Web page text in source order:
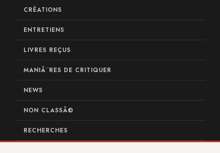
CRÉATIONS
ENTRETIENS
LIVRES REÇUS
MANIÃ¨RES DE CRITIQUER
NEWS
NON CLASSÃ©
RECHERCHES